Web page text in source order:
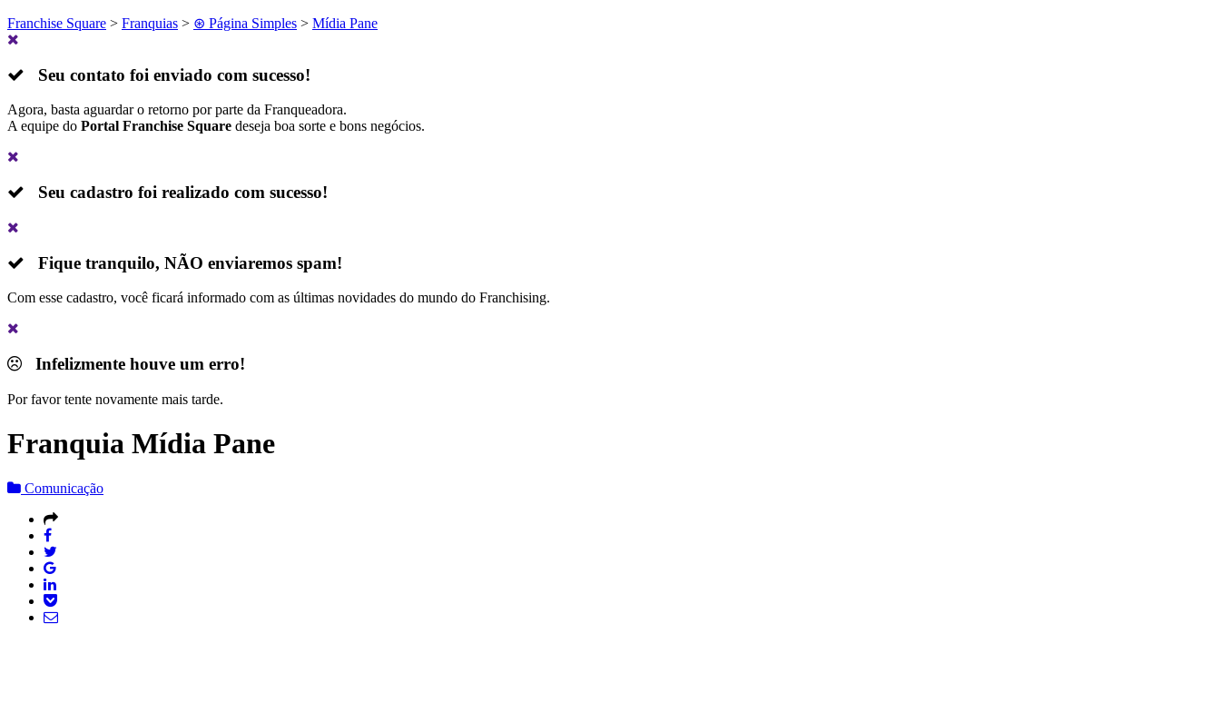
Franchise Square > Franquias > ⊛ Página Simples > Mídia Pane
Seu contato foi enviado com sucesso!
Agora, basta aguardar o retorno por parte da Franqueadora.
A equipe do Portal Franchise Square deseja boa sorte e bons negócios.
Seu cadastro foi realizado com sucesso!
Fique tranquilo, NÃO enviaremos spam!
Com esse cadastro, você ficará informado com as últimas novidades do mundo do Franchising.
Infelizmente houve um erro!
Por favor tente novamente mais tarde.
Franquia Mídia Pane
Comunicação